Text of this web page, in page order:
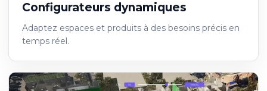
Configurateurs dynamiques
Adaptez espaces et produits à des besoins précis en
temps réel.